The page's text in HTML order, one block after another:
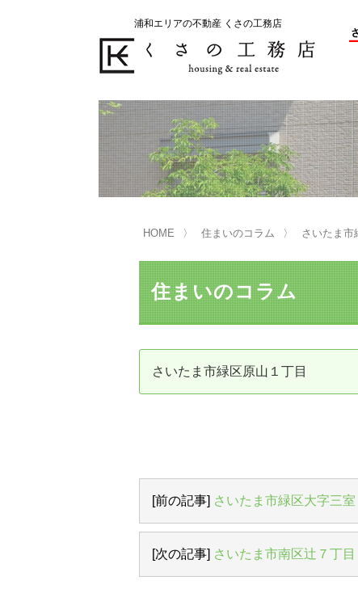
浦和エリアの不動産 くさの工務店
不動産の売却をお考えのお客様
くさの工務店が選ばれる理由 売
買い替えサポート は
不動産の相続 売
売却の流れ（手順）
不動産の購入をお考えのお客様
くさの工務店が選ばれる理由 購
住宅ローン控除・消費税について
リニュアル仲介とは
資産価値の減りにくい住宅購入 中
HOME 住まいのコラム さいたま市
住まいのコラム
さいたま市緑区原山１丁目
[前の記事] さいたま市緑区大字三室
[次の記事] さいたま市南区辻７丁目